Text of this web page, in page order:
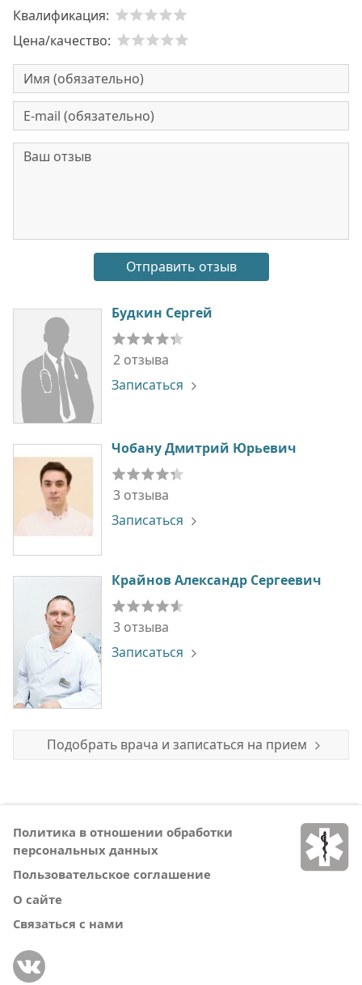
Квалификация:
Цена/качество:
Будкин Сергей
2 отзыва
Записаться
Чобану Дмитрий Юрьевич
3 отзыва
Записаться
Крайнов Александр Сергеевич
3 отзыва
Записаться
Подобрать врача и записаться на прием
Политика в отношении обработки
персональных данных
Пользовательское соглашение
О сайте
Связаться с нами